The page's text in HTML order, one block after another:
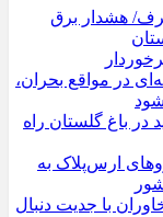
هشدار برق
در مواقع بحران،
در باغ گلستان راه
ارس‌پلاک به
مشکلات اراضی فاز ۲ خاوران با جدیت دنبال